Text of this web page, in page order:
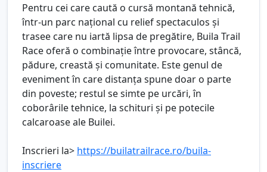
Pentru cei care caută o cursă montană tehnică,
într-un parc național cu relief spectaculos și
trasee care nu iartă lipsa de pregătire, Buila Trail
Race oferă o combinație între provocare, stâncă,
pădure, creastă și comunitate. Este genul de
eveniment în care distanța spune doar o parte
din poveste; restul se simte pe urcări, în
coborârile tehnice, la schituri și pe potecile
calcaroase ale Builei.
Inscrieri la> https://builatrailrace.ro/buila-
inscriere